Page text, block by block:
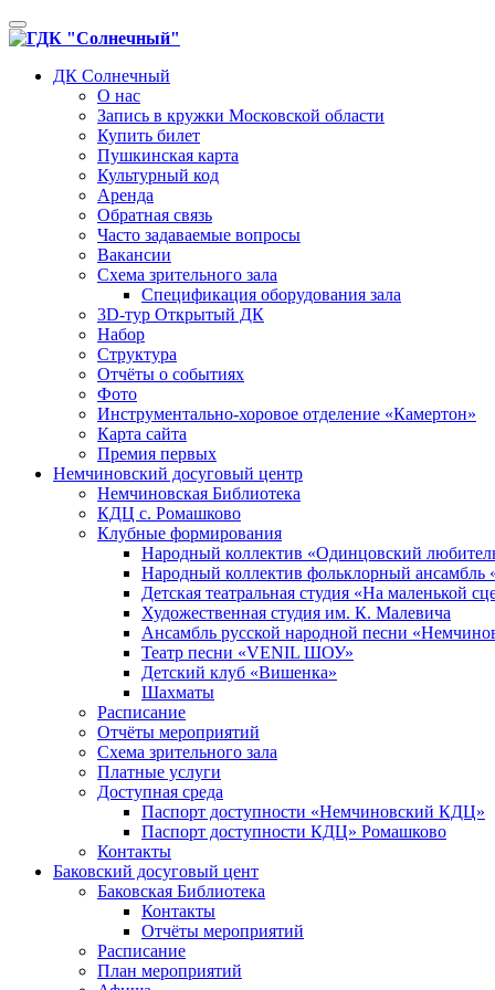
Toggle
navigation
ДК Солнечный
О нас
Запись в кружки Московской области
Купить билет
Пушкинская карта
Культурный код
Аренда
Обратная связь
Часто задаваемые вопросы
Вакансии
Схема зрительного зала
Спецификация оборудования зала
3D-тур Открытый ДК
Набор
Структура
Отчёты о событиях
Фото
Инструментально-хоровое отделение «Камертон»
Карта сайта
Премия первых
Немчиновский досуговый центр
Немчиновская Библиотека
КДЦ с. Ромашково
Клубные формирования
Народный коллектив «Одинцовский
Народный коллектив фольклорный ансамбль
Детская театральная студия «На маленькой
Художественная студия им. К. Малевича
Ансамбль русской народной песни
Театр песни «VENIL ШОУ»
Детский клуб «Вишенка»
Шахматы
Расписание
Отчёты мероприятий
Схема зрительного зала
Платные услуги
Доступная среда
Паспорт доступности «Немчиновский КДЦ»
Паспорт доступности КДЦ» Ромашково
Контакты
Баковский досуговый цент
Баковская Библиотека
Контакты
Отчёты мероприятий
Расписание
План мероприятий